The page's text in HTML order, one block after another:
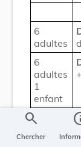
6
adultes
6
adultes
1
enfant
2
search
Chercher